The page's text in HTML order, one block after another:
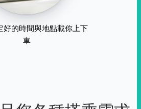
好的時間與地點載你上下
車